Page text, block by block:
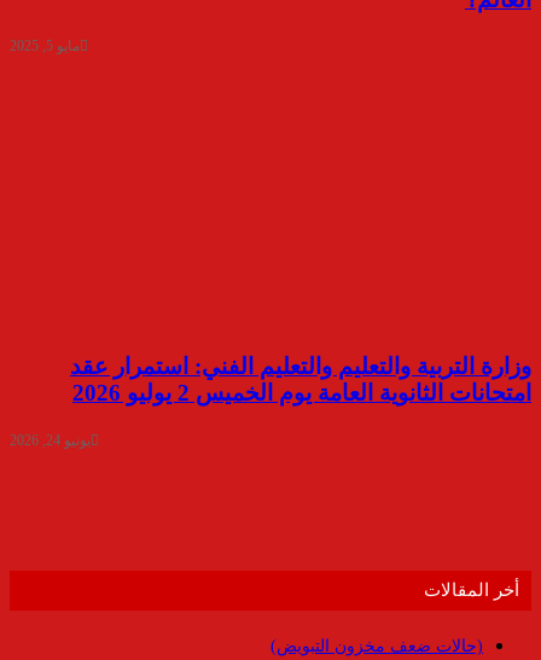
مايو 5, 2025
وزارة التربية والتعليم والتعليم الفني: استمرار عقد
امتحانات الثانوية العامة يوم الخميس 2 يوليو 2026
يونيو 24, 2026
أخر المقالات
(حالات ضعف مخزون التبويض)